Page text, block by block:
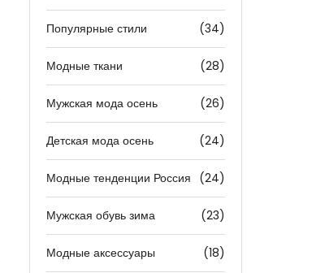
Популярные стили (34)
Модные ткани (28)
Мужская мода осень (26)
Детская мода осень (24)
Модные тенденции Россия (24)
Мужская обувь зима (23)
Модные аксессуары (18)